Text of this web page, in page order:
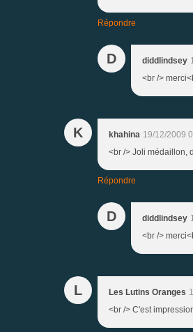
Répondre
D diddlindsey
<br />
K khahina 19/12/2009
<br /> Joli médaillon,
Répondre
D diddlindsey
<br />
L Les Lutins Oranges
<br /> C'est